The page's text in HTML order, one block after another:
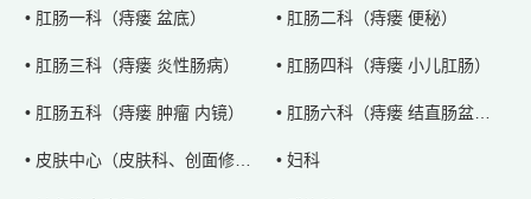
• 肛肠一科（痔瘘 盆底） • 肛肠二科（痔瘘 便秘）
• 肛肠三科（痔瘘 炎性肠病） • 肛肠四科（痔瘘 小儿肛肠）
• 肛肠五科（痔瘘 肿瘤 内镜） • 肛肠六科（痔瘘 结直肠盆腔外科）
• 皮肤中心（皮肤科、创面修复科） • 妇科